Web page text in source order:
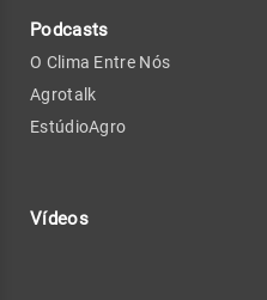
Podcasts
O Clima Entre Nós
Agrotalk
EstúdioAgro
Vídeos